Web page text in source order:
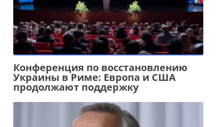
Конференция по восстановлению
Украины в Риме: Европа и США
продолжают поддержку